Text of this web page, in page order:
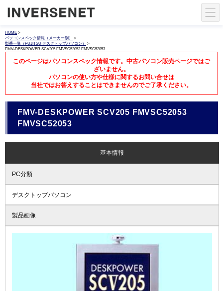
HOME >
パソコンスペック情報（メーカー別）
>
型番一覧（FUJITSU デスクトップパソコン）
>
FMV-DESKPOWER SCV205 FMVSC52053 FMVSC52053
このページはパソコンスペック情報です。中古パソコン販売ページではご
ざいません。
パソコンの使い方や仕様に関するお問い合せは
当社ではお答えすることはできませんのでご了承ください。
FMV-DESKPOWER SCV205 FMVSC52053
FMVSC52053
基本情報
PC分類
デスクトップパソコン
製品画像